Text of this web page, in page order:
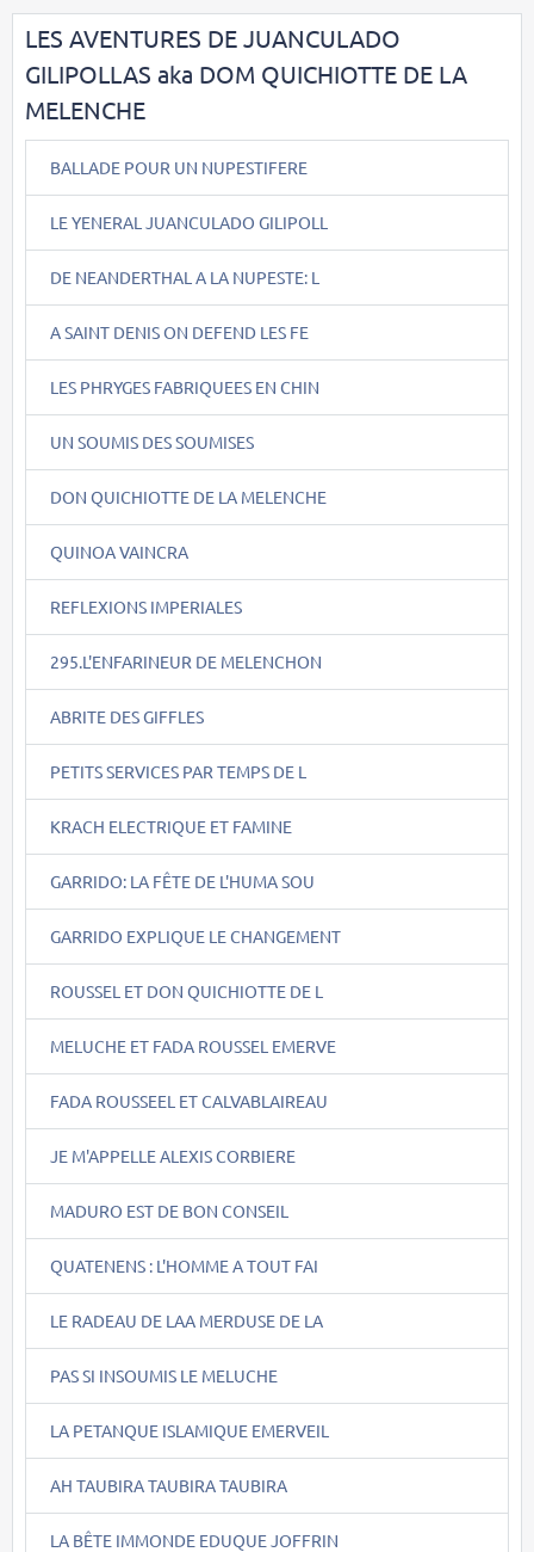
LES AVENTURES DE JUANCULADO
GILIPOLLAS aka DOM QUICHIOTTE DE LA
MELENCHE
BALLADE POUR UN NUPESTIFERE
LE YENERAL JUANCULADO GILIPOLL
DE NEANDERTHAL A LA NUPESTE: L
A SAINT DENIS ON DEFEND LES FE
LES PHRYGES FABRIQUEES EN CHIN
UN SOUMIS DES SOUMISES
DON QUICHIOTTE DE LA MELENCHE
QUINOA VAINCRA
REFLEXIONS IMPERIALES
295.L'ENFARINEUR DE MELENCHON
ABRITE DES GIFFLES
PETITS SERVICES PAR TEMPS DE L
KRACH ELECTRIQUE ET FAMINE
GARRIDO: LA FÊTE DE L'HUMA SOU
GARRIDO EXPLIQUE LE CHANGEMENT
ROUSSEL ET DON QUICHIOTTE DE L
MELUCHE ET FADA ROUSSEL EMERVE
FADA ROUSSEEL ET CALVABLAIREAU
JE M'APPELLE ALEXIS CORBIERE
MADURO EST DE BON CONSEIL
QUATENENS : L'HOMME A TOUT FAI
LE RADEAU DE LAA MERDUSE DE LA
PAS SI INSOUMIS LE MELUCHE
LA PETANQUE ISLAMIQUE EMERVEIL
AH TAUBIRA TAUBIRA TAUBIRA
LA BÊTE IMMONDE EDUQUE JOFFRIN